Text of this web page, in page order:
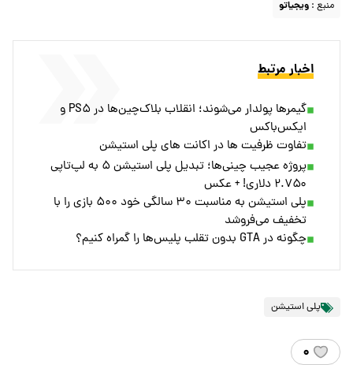
منبع : ویجیاتو
اخبار مرتبط
گیمر‌ها پولدار می‌شوند؛ انقلاب بلاک‌چین‌ها در PS۵ و
ایکس‌باکس
تفاوت ظرفیت ها در اکانت های پلی استیشن
پروژه عجیب چینی‌ها؛ تبدیل پلی استیشن ۵ به لپ‌تاپی
۲.۷۵۰ دلاری! + عکس
پلی استیشن به مناسبت ۳۰ سالگی خود ۵۰۰ بازی را با
تخفیف می‌فروشد
چگونه در GTA بدون تقلب پلیس‌ها را گمراه کنیم؟
پلی استیشن
۰